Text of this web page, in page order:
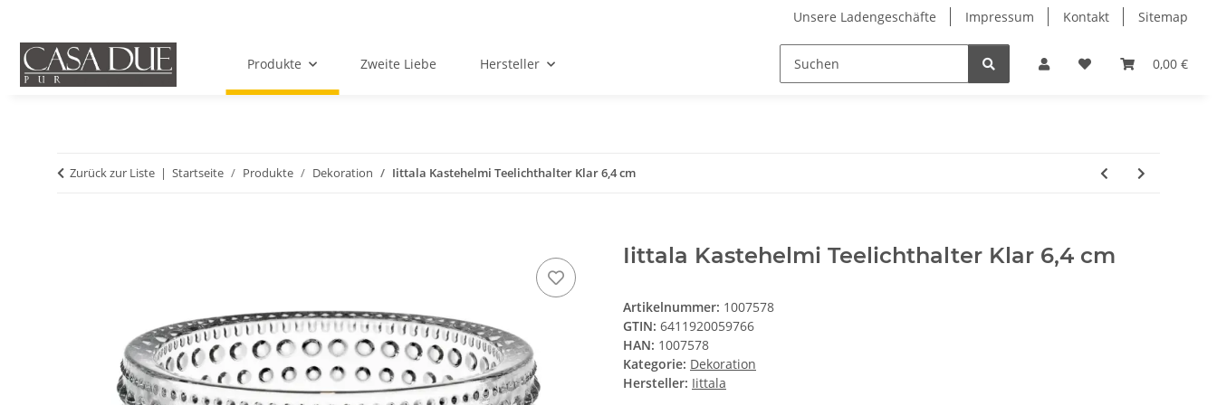
Unsere Ladengeschäfte Impressum Kontakt Sitemap
0,00 €
Produkte Zweite Liebe Hersteller
Zurück zur Liste Startseite Produkte Dekoration Iittala Kastehelmi Teelichthalter Klar 6,4 cm
Iittala Kastehelmi Teelichthalter Klar 6,4 cm
Artikelnummer: 1007578
GTIN: 6411920059766
HAN: 1007578
Kategorie: Dekoration
Hersteller: Iittala